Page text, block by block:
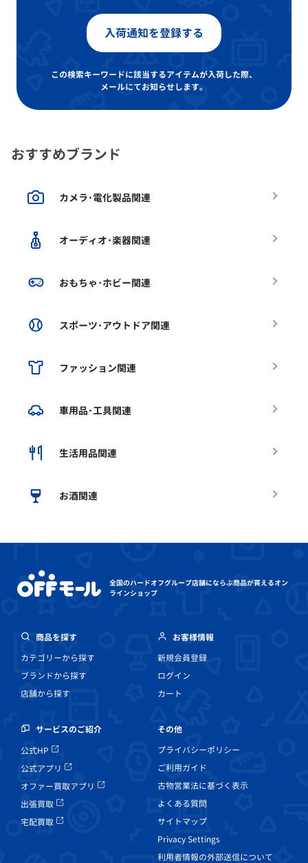
入荷通知を登録する
この検索キーワードに該当するアイテムが入荷した際、
メールにてお知らせします。
おすすめブランド
カメラ･電化製品関連
オーディオ･楽器関連
おもちゃ･ホビー関連
スポーツ･アウトドア関連
ファッション関連
車用品･工具関連
生活用品関連
お酒関連
全国のハードオフグループ店舗にならぶ商品が買えるオン
ラインショップ
商品を探す
カテゴリーから探す
ブランドから探す
店舗から探す
お客様情報
新規会員登録
ログイン
カート
サービスのご紹介
公式HP
公式アプリ
オファー買取アプリ
出張買取
宅配買取
その他
プライバシーポリシー
ご利用ガイド
古物営業法に基づく表示
よくある質問
サイトマップ
Privacy Settings
利用者情報の外部送信について